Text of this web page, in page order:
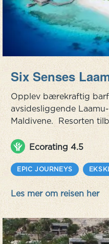
Six Senses
Opplev bærekraftig
avsidesliggende
Maldivene. Resorten
øyopplevelse med
er bygget av
en moderne vri. Selve
med en fantastisk
strand. Enten du
surfer eller besøker de
Ecorating 4.5
EPIC JOURNEYS
Les mer om reisen her